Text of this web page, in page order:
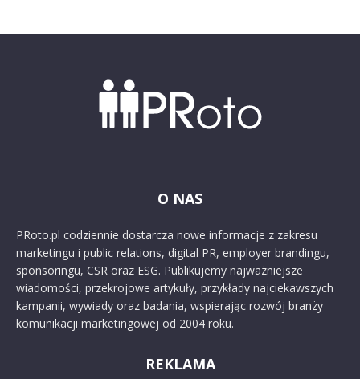
O NAS
PRoto.pl codziennie dostarcza nowe informacje z zakresu
marketingu i public relations, digital PR, employer brandingu,
sponsoringu, CSR oraz ESG. Publikujemy najważniejsze
wiadomości, przekrojowe artykuły, przykłady najciekawszych
kampanii, wywiady oraz badania, wspierając rozwój branży
komunikacji marketingowej od 2004 roku.
REKLAMA